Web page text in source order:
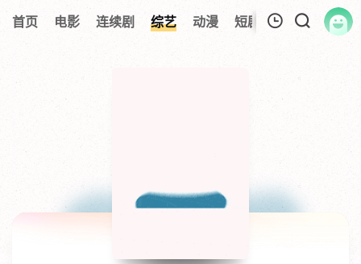
首页 电影 连续剧 综艺 动漫 短剧大全 纪录片
暂无观看影片的记录